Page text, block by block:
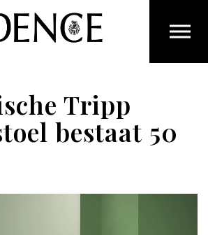
en ga direct naar de inhoud
Tripp
bestaat 50